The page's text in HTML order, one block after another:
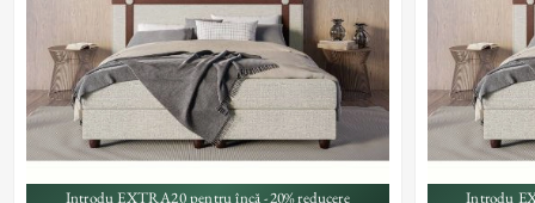
Introdu EXTRA20 pentru încă -20% reducere Introdu